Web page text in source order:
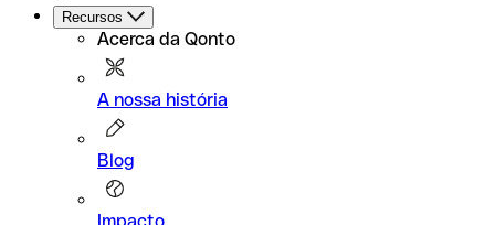
Recursos
Acerca da Qonto
A nossa história
Blog